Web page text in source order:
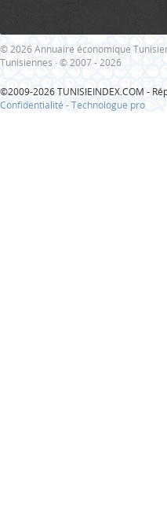
© 2026 Annuaire économique
Tunisiennes · © 2007 - 2026
©2009-2026 TUNISIEINDEX.COM -
Confidentialité -Technologue pro